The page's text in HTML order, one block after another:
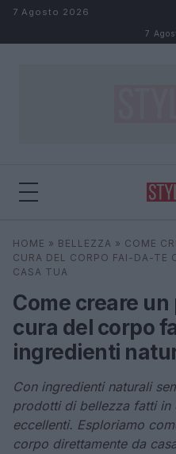
Salta al contenuto
7 Agosto 2026
7
Cerca
HOME » BELLEZZA » COME
CURA DEL CORPO FAI-DA-TE
CASA TUA
Come creare
cura del corpo
ingredienti
Con ingredienti naturali
prodotti di bellezza fatti in
eccellenti. Esploriamo
corpo direttamente da